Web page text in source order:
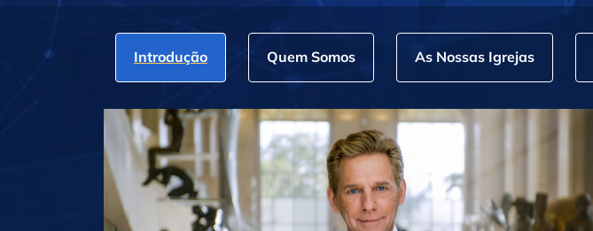
Introdução Quem Somos As Nossas Igrejas